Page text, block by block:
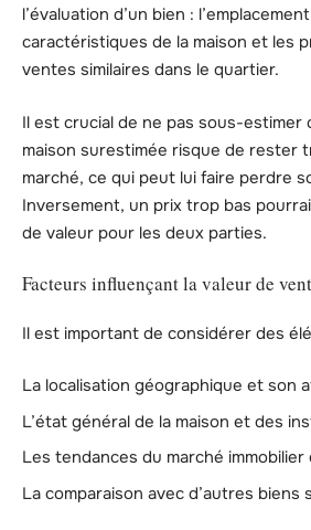
l’évaluation d’un bien :
caractéristiques de la maison et les
ventes similaires dans le quartier.
Il est crucial de ne pas sous-estimer
maison surestimée risque de rester
marché, ce qui peut lui faire perdre
Inversement, un prix trop bas
de valeur pour les deux parties.
Facteurs influençant la valeur de
Il est important de considérer des
La localisation géographique et son
L’état général de la maison et des
Les tendances du marché immobilier
La comparaison avec d’autres biens